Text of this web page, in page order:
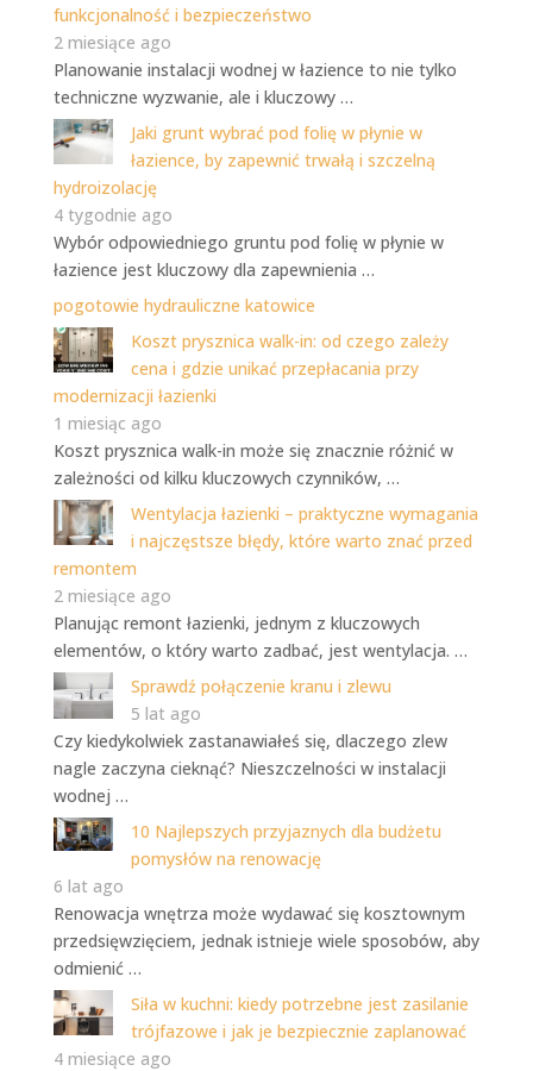
funkcjonalność i bezpieczeństwo
2 miesiące ago
Planowanie instalacji wodnej w łazience to nie tylko
techniczne wyzwanie, ale i kluczowy …
Jaki grunt wybrać pod folię w płynie w
łazience, by zapewnić trwałą i szczelną
hydroizolację
4 tygodnie ago
Wybór odpowiedniego gruntu pod folię w płynie w
łazience jest kluczowy dla zapewnienia …
pogotowie hydrauliczne katowice
Koszt prysznica walk-in: od czego zależy
cena i gdzie unikać przepłacania przy
modernizacji łazienki
1 miesiąc ago
Koszt prysznica walk-in może się znacznie różnić w
zależności od kilku kluczowych czynników, …
Wentylacja łazienki – praktyczne wymagania
i najczęstsze błędy, które warto znać przed
remontem
2 miesiące ago
Planując remont łazienki, jednym z kluczowych
elementów, o który warto zadbać, jest wentylacja. …
Sprawdź połączenie kranu i zlewu
5 lat ago
Czy kiedykolwiek zastanawiałeś się, dlaczego zlew
nagle zaczyna cieknąć? Nieszczelności w instalacji
wodnej …
10 Najlepszych przyjaznych dla budżetu
pomysłów na renowację
6 lat ago
Renowacja wnętrza może wydawać się kosztownym
przedsięwzięciem, jednak istnieje wiele sposobów, aby
odmienić …
Siła w kuchni: kiedy potrzebne jest zasilanie
trójfazowe i jak je bezpiecznie zaplanować
4 miesiące ago